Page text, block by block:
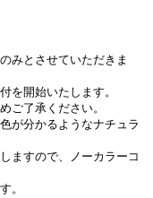
みとさせていただきま
を開始いたします。
ご了承ください。
が分かるようなナチュラ
ますので、ノーカラーコ
。